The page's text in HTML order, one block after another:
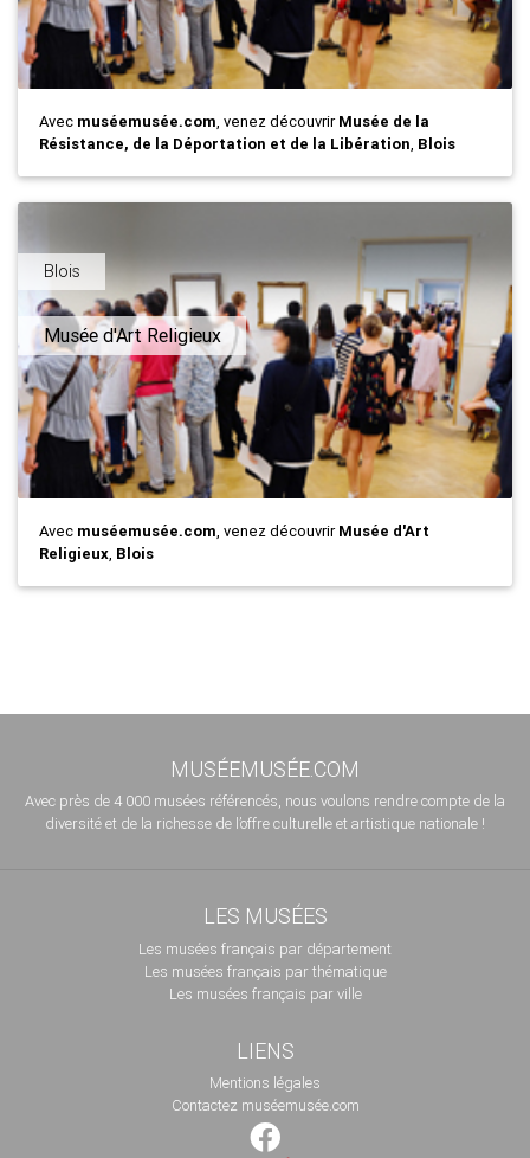
Avec muséemusée.com, venez découvrirMusée de la
Résistance, de la Déportation et de la Libération, Blois
Blois
Musée d'Art Religieux
Avec muséemusée.com, venez découvrirMusée d'Art
Religieux, Blois
MUSÉEMUSÉE.COM
Avec près de 4 000 musées référencés, nous voulons rendre compte de la
diversité et de la richesse de l’offre culturelle et artistique nationale !
LES MUSÉES
Les musées français par département
Les musées français par thématique
Les musées français par ville
LIENS
Mentions légales
Contactez muséemusée.com